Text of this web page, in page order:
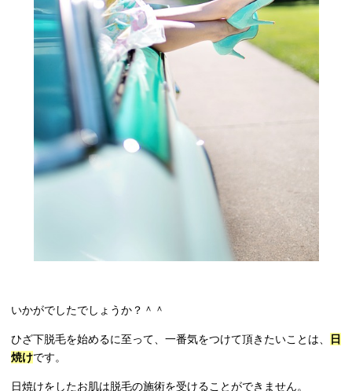
いかがでしたでしょうか？＾＾
ひざ下脱毛を始めるに至って、一番気をつけて頂きたいことは、
日
焼けです。
日焼けをしたお肌は脱毛の施術を受けることができません。